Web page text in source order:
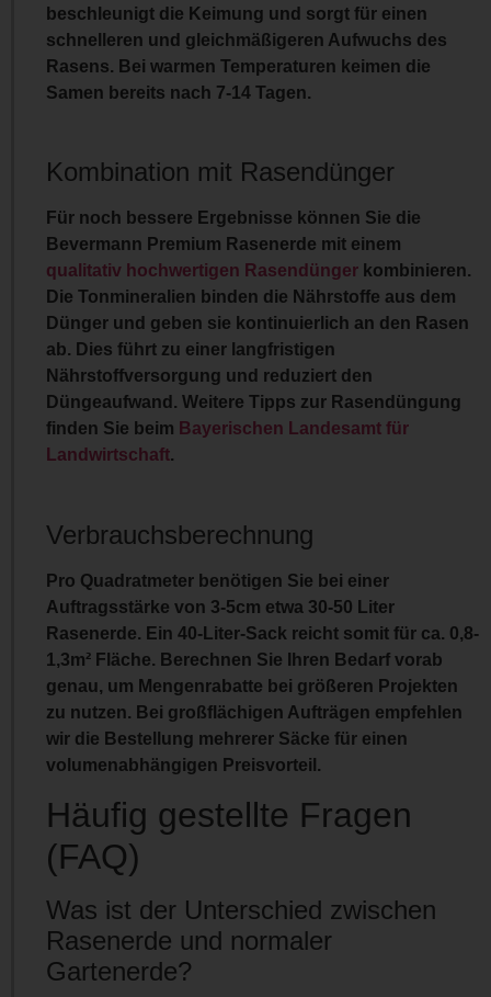
beschleunigt die Keimung und sorgt für einen
schnelleren und gleichmäßigeren Aufwuchs des
Rasens. Bei warmen Temperaturen keimen die
Samen bereits nach 7-14 Tagen.
Kombination mit Rasendünger
Für noch bessere Ergebnisse können Sie die
Bevermann Premium Rasenerde mit einem
qualitativ hochwertigen Rasendüngerkombinieren.
Die Tonmineralien binden die Nährstoffe aus dem
Dünger und geben sie kontinuierlich an den Rasen
ab. Dies führt zu einer langfristigen
Nährstoffversorgung und reduziert den
Düngeaufwand. Weitere Tipps zur Rasendüngung
finden Sie beim Bayerischen Landesamt für
Landwirtschaft.
Verbrauchsberechnung
Pro Quadratmeter benötigen Sie bei einer
Auftragsstärke von 3-5cm etwa 30-50 Liter
Rasenerde. Ein 40-Liter-Sack reicht somit für ca. 0,8-
1,3m² Fläche. Berechnen Sie Ihren Bedarf vorab
genau, um Mengenrabatte bei größeren Projekten
zu nutzen. Bei großflächigen Aufträgen empfehlen
wir die Bestellung mehrerer Säcke für einen
volumenabhängigen Preisvorteil .
Häufig gestellte Fragen
(FAQ)
Was ist der Unterschied zwischen
Rasenerde und normaler
Gartenerde?